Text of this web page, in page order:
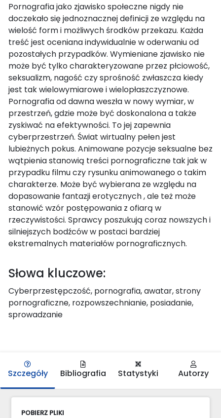
Pornografia jako zjawisko społeczne nigdy nie
doczekało się jednoznacznej definicji ze względu na
wielość form i możliwych środków przekazu. Każda
treść jest oceniana indywidualnie w oderwaniu od
pozostałych przypadków. Wymieniane zjawisko nie
może być tylko charakteryzowane przez płciowość,
seksualizm, nagość czy sprośność zwłaszcza kiedy
jest tak wielowymiarowe i wielopłaszczyznowe.
Pornografia od dawna weszła w nowy wymiar, w
przestrzeń, gdzie może być doskonalona a także
zyskiwać na efektywności. To jej zapewnia
cyberprzestrzeń. Świat wirtualny pełen jest
lubieżnych pokus. Animowane pozycje seksualne bez
wątpienia stanowią treści pornograficzne tak jak w
przypadku filmu czy rysunku animowanego o takim
charakterze. Może być wybierana ze względu na
dopasowanie fantazji erotycznych , ale też może
stanowić wzór postępowania z ofiarą w
rzeczywistości. Sprawcy poszukują coraz nowszych i
silniejszych bodźców w postaci bardziej
ekstremalnych materiałów pornograficznych.
Słowa kluczowe:
Cyberprzestępczość, pornografia, awatar, strony
pornograficzne, rozpowszechnianie, posiadanie,
sprowadzanie
Szczegóły Bibliografia Statystyki Autorzy
POBIERZ PLIKI